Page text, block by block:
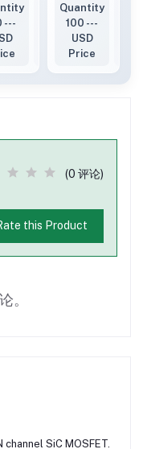
---
Quantity
100 ---
USD
Price
(0 评论)
this Product
。
SiC MOSFET.